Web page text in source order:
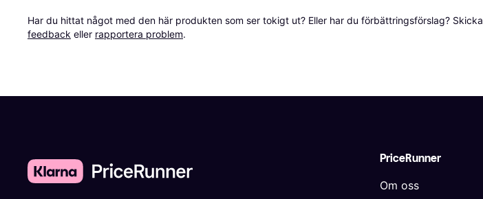
Har du hittat något med den här produkten som ser tokigt ut? Eller har du förbättringsförslag? Skicka
feedback eller rapportera problem.
PriceRunner
Om oss